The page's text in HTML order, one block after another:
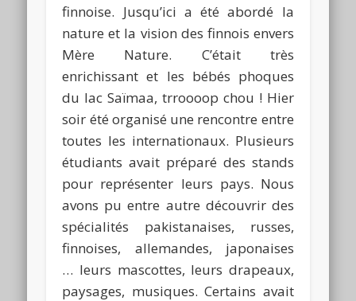
finnoise. Jusqu’ici a été abordé la
nature et la vision des finnois envers
Mère Nature. C’était très
enrichissant et les bébés phoques
du lac Saïmaa, trroooop chou ! Hier
soir été organisé une rencontre entre
toutes les internationaux. Plusieurs
étudiants avait préparé des stands
pour représenter leurs pays. Nous
avons pu entre autre découvrir des
spécialités pakistanaises, russes,
finnoises, allemandes, japonaises
… leurs mascottes, leurs drapeaux,
paysages, musiques. Certains avait